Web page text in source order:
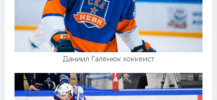
Даниил Галенюк хоккеист